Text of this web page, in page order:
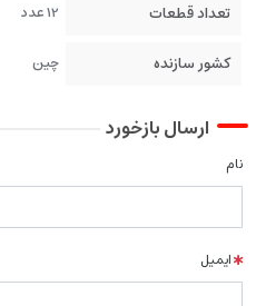
تعداد قطعات 12 عدد
کشور سازنده چین
ارسال بازخورد
نام
ایمیل